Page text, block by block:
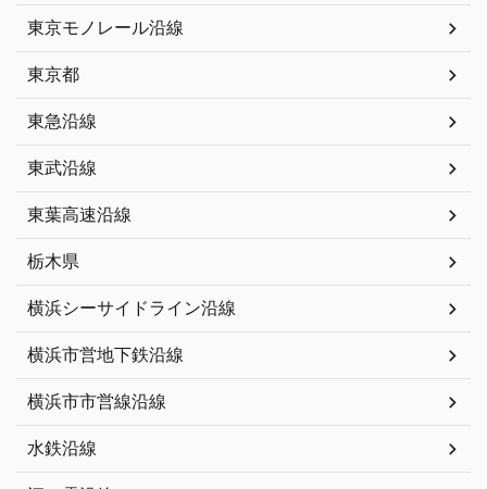
東京モノレール沿線
東京都
東急沿線
東武沿線
東葉高速沿線
栃木県
横浜シーサイドライン沿線
横浜市営地下鉄沿線
横浜市市営線沿線
水鉄沿線